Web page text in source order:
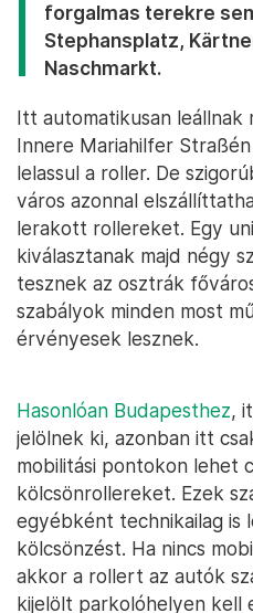
forgalmas terekre
Stephansplatz,
Naschmarkt.
Itt automatikusan leállnak
Innere Mariahilfer
lelassul a roller. De
város azonnal
lerakott rollereket. Egy
kiválasztanak majd négy
tesznek az osztrák
szabályok minden most
érvényesek lesznek.
Hasonlóan Budapesthez,
jelölnek ki, azonban itt
mobilitási pontokon lehet
kölcsönrollereket. Ezek
egyébként technikailag is
kölcsönzést. Ha nincs
akkor a rollert az autók
kijelölt parkolóhelyen kell